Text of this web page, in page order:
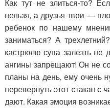
Как тут не злиться-то?
нельзя, а друзья твои —
ребенок по нашему
заниматься? А
кастрюлю супа залезть
ангины запрещают! Он не
планы на день, ему очень
перевернуть этот стакан
дают. Какая эмоция